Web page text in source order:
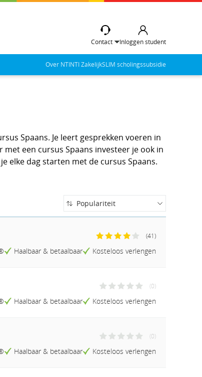
Contact Inloggen student
Over NTINTI ZakelijkSLIM scholingssubsidie
Spaans. Je leert gesprekken voeren in
een cursus Spaans investeer je ook in
elke dag starten met de cursus Spaans.
Populariteit
Populariteit
Naam (A-Z)
Prijs (Laag-Hoog)
Studieduur (Kort-Lang)
(41)
Haalbaar & betaalbaar Kosteloos verlengen
(0)
Haalbaar & betaalbaar Kosteloos verlengen
(0)
Haalbaar & betaalbaar Kosteloos verlengen